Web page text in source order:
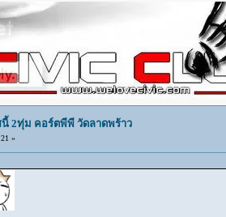
2ทุ่ม คอร์ตพีพี วัดลาดพร้าว
»